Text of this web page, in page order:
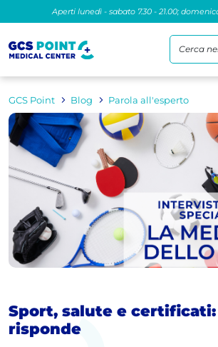
Aperti lunedì - sabato 7.30 - 21.00;
Cerca
GCS Point Blog Parola all'esperto
Sport, salute e
risponde